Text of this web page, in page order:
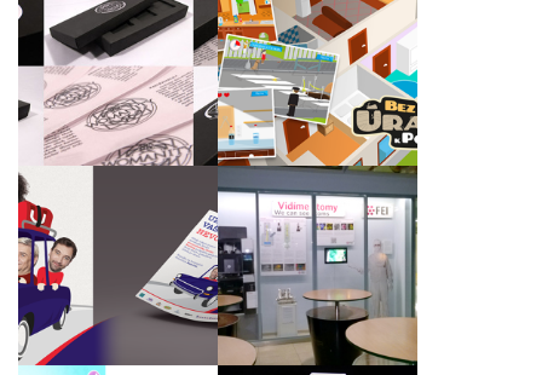
Černé krabičky na
šperky Womanity
Mobilní a počítačová
naučná hra Bez úrazu
k pokladu
Propagační materiály
na podporu sbírky
Konta Bariéry-Nadace
Charty 77
Instalace expozice
elektronové
mikroskopie